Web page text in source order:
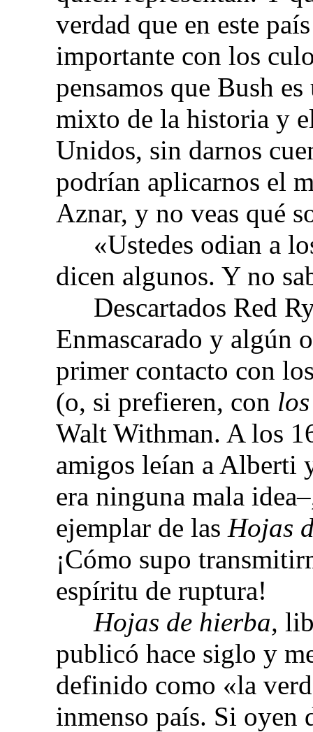
verdad que en este
importante con los
pensamos que Bush
mixto de la historia y
Unidos, sin darnos
podrían aplicarnos el
Aznar, y no veas qué
«Ustedes odian a
dicen algunos. Y no
Descartados Red
Enmascarado y algún
primer contacto con
(o, si prefieren, con
Walt Withman. A los
amigos leían a Alberti
era ninguna mala
ejemplar de las Hojas
¡Cómo supo
espíritu de ruptura!
Hojas de hierba,
publicó hace siglo y
definido como «la
inmenso país. Si oyen